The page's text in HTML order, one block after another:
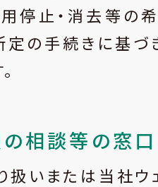
停止・消去等の
定の手続きに基づ
の相談等の窓
扱いまたは当社ウ